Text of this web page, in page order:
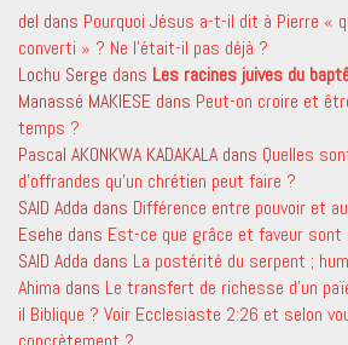
del dans Pourquoi Jésus a-t-il dit à Pierre «
converti » ? Ne l’était-il pas déjà ?
Lochu Serge dans Les racines juives du
Manassé MAKIESE dans Peut-on croire et
temps ?
Pascal AKONKWA KADAKALA dans Quelles
d’offrandes qu’un chrétien peut faire ?
SAID Adda dans Différence entre pouvoir et
Esehe dans Est-ce que grâce et faveur sont
SAID Adda dans La postérité du serpent ;
Ahima dans Le transfert de richesse d’un
il Biblique ? Voir Ecclesiaste 2:26 et selon